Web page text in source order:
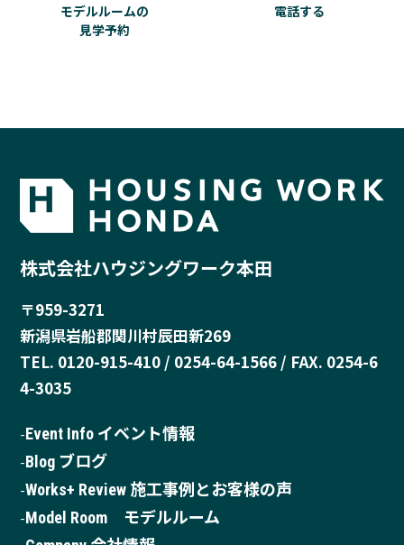
モデルルームの
見学予約
電話する
株式会社ハウジングワーク本田
〒959-3271
新潟県岩船郡関川村辰田新269
TEL. 0120-915-410 / 0254-64-1566 / FAX. 0254-6
4-3035
Event Info イベント情報
Blog ブログ
Works+ Review 施工事例とお客様の声
Model Room モデルルーム